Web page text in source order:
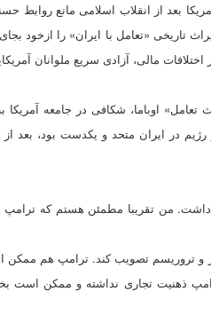
بعد از انقلاب اسلامی مانع روابط
تاریخی «تعامل با ایران» را ازخود
مالی، آزادی سریع ملوانان
اوباما، شکافی در جامعه آمریکا
محور سیاست تغییر رژیم در ایران متحد و یکدست
من تقریبا مطمئن هستم که ترامپ
تصویب کند. ترامپ هم ممکن
ذهنیت تجاری نداشته و ممکن است